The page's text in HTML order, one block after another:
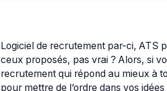
Logiciel de recrutement par-ci, ATS
ceux proposés, pas vrai ? Alors, si
recrutement qui répond au mieux à
pour mettre de l’ordre dans vos